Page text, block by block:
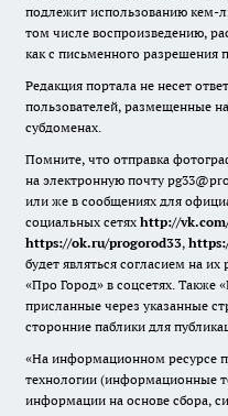
подлежит использованию кем-
том числе воспроизведению,
как с письменного разрешения
Редакция портала не несет
пользователей, размещенные
субдоменах.
Помните, что отправка
на электронную почту
или же в сообщениях для
социальных сетях http://
https://ok.ru/progorod33,
будет являться согласием на
«Про Город» в соцсетях. Также
присланные через указанные
сторонние паблики для
«На информационном ресурсе
технологии (информационные
информации на основе сбора,